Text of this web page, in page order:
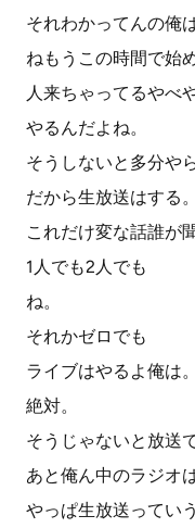
それわかってんの俺
ねもうこの時間で始
人来ちゃってるやべ
やるんだよね。
そうしないと多分や
だから生放送はする。
これだけ変な話誰が
1人でも2人でも
ね。
それかゼロでも
ライブはやるよ俺は。
絶対。
そうじゃないと放送
あと俺ん中のラジオ
やっぱ生放送ってい